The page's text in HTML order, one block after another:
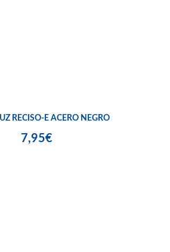
RECISO-E ACERO NEGRO
7,95€